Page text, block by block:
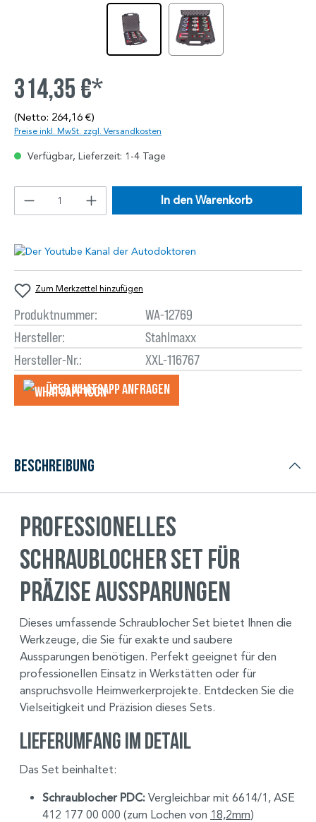
314,35 €*
(Netto: 264,16 €)
Preise inkl. MwSt. zzgl. Versandkosten
Verfügbar, Lieferzeit: 1-4 Tage
In den Warenkorb
Zum Merkzettel hinzufügen
Produktnummer:
WA-12769
Hersteller:
Stahlmaxx
Hersteller-Nr.:
XXL-116767
Über WhatsApp anfragеn
Beschreibung
Professionelles
Schraublocher Set für
präzise Aussparungen
Dieses umfassende Schraublocher Set bietet Ihnen die
Werkzeuge, die Sie für exakte und saubere
Aussparungen benötigen. Perfekt geeignet für den
professionellen Einsatz in Werkstätten oder für
anspruchsvolle Heimwerkerprojekte. Entdecken Sie die
Vielseitigkeit und Präzision dieses Sets.
Lieferumfang im Detail
Das Set beinhaltet:
Schraublocher PDC: Vergleichbar mit 6614/1, ASE
412 177 00 000 (zum Lochen von 18,2mm)